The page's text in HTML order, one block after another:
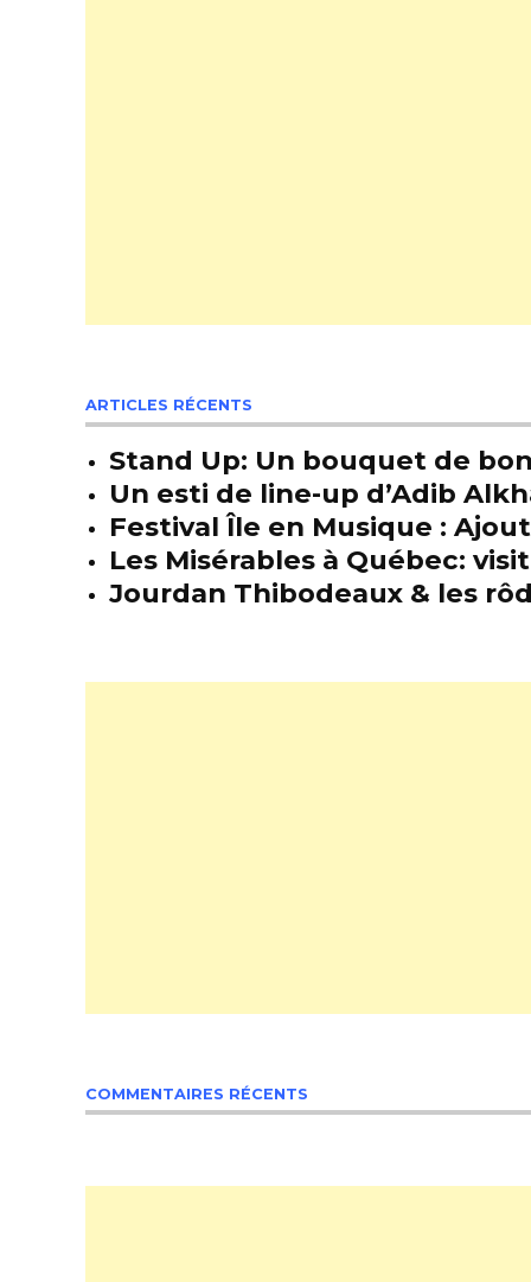
ARTICLES RÉCENTS
Stand Up: Un bouquet de
Un esti de line-up d’Adib
Festival Île en Musique :
Les Misérables à Québec:
Jourdan Thibodeaux & les
COMMENTAIRES RÉCENTS